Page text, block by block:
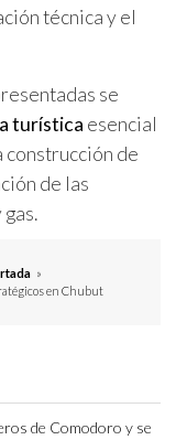
técnica y el
se
turística esencial
construcción de
de las
»
en Chubut
de Comodoro y se